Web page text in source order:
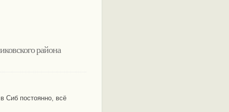
района
Сиб постоянно, всё